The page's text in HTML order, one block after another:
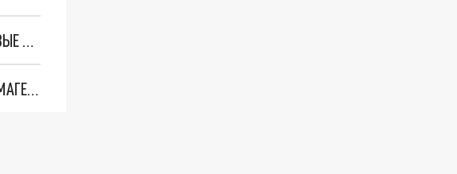
"ОЧЕНЬ ПЛОХИЕ НОВОСТИ": БОЛЬШАЯ ОШИБКА PALANTIR В РОССИИ. СТРАНЫ НАТО ВПЕРВЫЕ ЗА СВО ОСТАНОВИЛИ ПОСТАВКИ ОРУЖИЯ. ВСУ ТЕРЯЮТ ПРИГРАНИЧЬЕ?
ТРИ ГЛАВНЫХ ИНСАЙДА ОБ СВО. ОТМЕНА МОБИЛИЗАЦИИ И ВОЗВРАЩЕНИЕ "ГЕНЕРАЛА АРМАГЕДДОНА"? ОТЛИЧНЫЕ НОВОСТИ, КОТОРЫЕ ЖДАЛИ ВСЕ